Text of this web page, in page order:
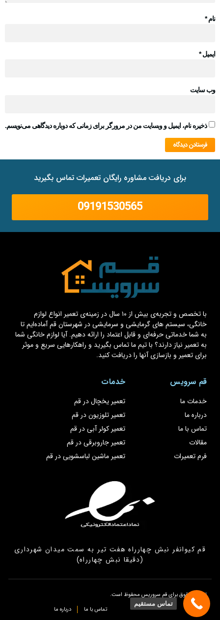
نام*
ایمیل*
وب‌ سایت
ذخیره نام، ایمیل و وبسایت من در مرورگر برای زمانی که دوباره دیدگاهی می‌نویسم.
برای دریافت مشاوره رایگان تعمیرات تماس بگیرید
09191530565
با تخصص و تجربه‌ی بیش از ۱۰ سال در زمینه‌ی تعمیر انواع لوازم
خانگی، سیستم های گرمایشی و سرمایشی در شهرستان قم آماده‌ایم تا
به شما خدماتی حرفه‌ای و قابل اعتماد را ارائه دهیم. آیا لوازم خانگی شما
به تعمیر نیاز دارند؟ با تیم ما تماس بگیرید و راهکارهایی سریع و موثر
برای تعمیر و بازسازی آنها را دریافت کنید.
قم سرویس
خدمات ما
درباره ما
تماس با ما
مقالات
فرم تعمیرات
خدمات
تعمیر یخچال در قم
تعمیر تلوزیون در قم
تعمیر کولر آبی در قم
تعمیر جاروبرقی در قم
تعمیر ماشین لباسشویی در قم
قم کیوانفر نبش چهارراه هفت تیر به سمت میدان شهرداری
(دقیقا نبش چهارراه)
تمامی حقوق برای قم سروریس محفوظ است.
تماس با ما
درباره ما
تماس مستقیم